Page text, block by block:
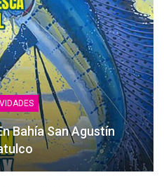
Bahía San Agustín